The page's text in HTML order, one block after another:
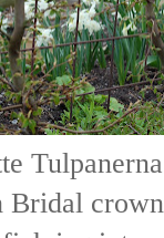
Bridal